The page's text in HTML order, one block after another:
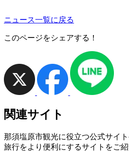
ニュース一覧に戻る
このページをシェアする！
関連サイト
那須塩原市観光に役立つ公式サイ
旅行をより便利にするサイトをご紹